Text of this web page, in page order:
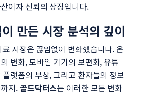
이자 신뢰의 상징입니다.
만든 시장 분석의 깊이
시장은 끊임없이 변화했습니다. 온
변화, 모바일 기기의 보편화, 유튜
랫폼의 부상, 그리고 환자들의 정보
지. 골드닥터스는 이러한 모든 변화